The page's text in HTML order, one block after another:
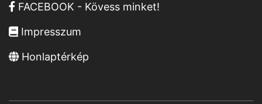
FACEBOOK - Kövess minket!
Impresszum
Honlaptérkép